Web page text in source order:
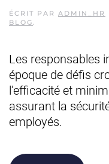
ÉCRIT PAR ADMIN_HR
BLOG.
Les responsables
époque de défis
l’efficacité et
assurant la
employés.